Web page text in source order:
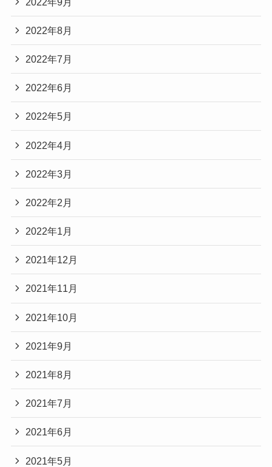
2022年8月
2022年7月
2022年6月
2022年5月
2022年4月
2022年3月
2022年2月
2022年1月
2021年12月
2021年11月
2021年10月
2021年9月
2021年8月
2021年7月
2021年6月
2021年5月